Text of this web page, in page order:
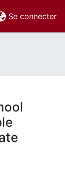
Se connecter